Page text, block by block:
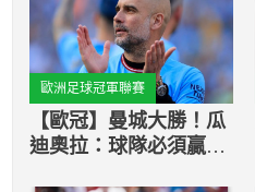
歐洲足球冠軍聯賽
【歐冠】曼城大勝！瓜
迪奧拉：球隊必須贏下